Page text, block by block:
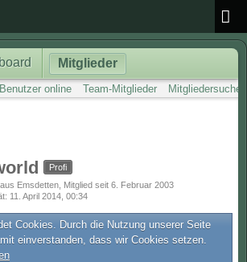
Mitglieder
Benutzer online Team-Mitglieder Mitgliedersuche
Profi
aus Emsdetten Mitglied seit 6. Februar 2003
11. April 2014, 00:34
Cookies. Durch die Nutzung unserer Seite
einverstanden, dass wir Cookies setzen.